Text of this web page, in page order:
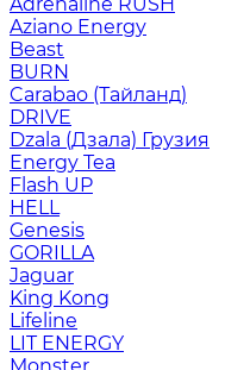
Aziano Energy
Beast
BURN
Carabao (Тайланд)
DRIVE
Dzala (Дзала) Грузия
Energy Tea
Flash UP
HELL
Genesis
GORILLA
Jaguar
King Kong
Lifeline
LIT ENERGY